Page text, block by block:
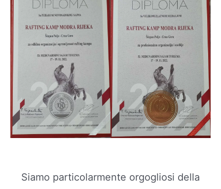
Siamo particolarmente orgogliosi della